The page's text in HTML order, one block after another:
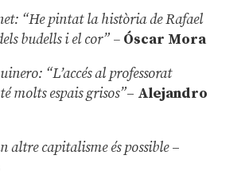
“He pintat la història de Rafael
budells i el cor” –Óscar Mora
“L’accés al professorat
molts espais grisos”– Alejandro
altre capitalisme és possible –